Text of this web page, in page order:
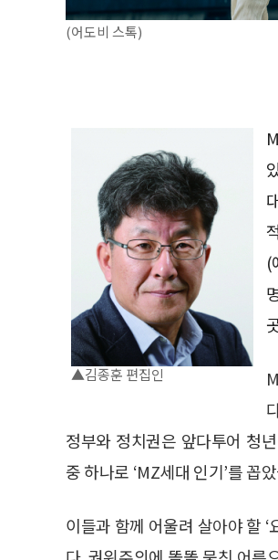
(어도비 스톡)
▲김종훈 편집인
(
정부와 정치권은 앞다투어 청
중 하나로 ‘MZ세대 인기’를 꼽
이들과 함께 어울려 살아야 할